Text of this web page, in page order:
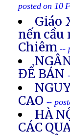
posted on 10
Giáo
nến
Chiêm --
ĐỂ BÁN
CAO --
HÀ
CÁC